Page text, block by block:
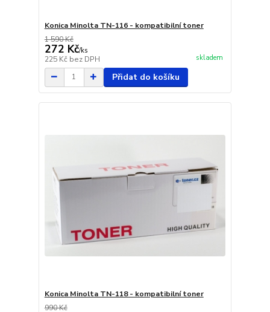
Konica Minolta TN-116 - kompatibilní toner
1 590 Kč
272 Kč/ks
225 Kč bez DPH skladem
Přidat do košíku
Konica Minolta TN-118 - kompatibilní toner
990 Kč